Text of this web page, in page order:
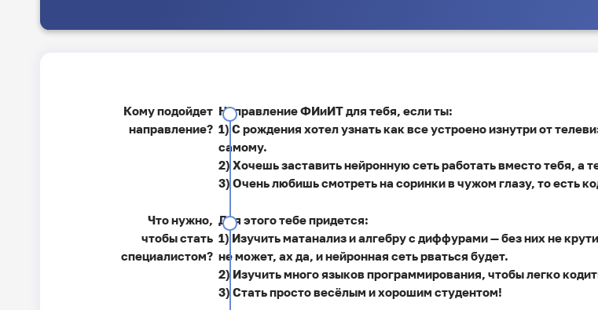
Кому подойдет
направление?
Направление ФИиИТ для тебя, если ты:
1) С рождения хотел узнать как все устроено изнутри от
самому.
2) Хочешь заставить нейронную сеть работать вместо тебя, а
3) Очень любишь смотреть на соринки в чужом глазу, то есть
Что нужно,
чтобы стать
специалистом?
Для этого тебе придется:
1) Изучить матанализ и алгебру с диффурами — без них не
не может, ах да, и нейронная сеть рваться будет.
2) Изучить много языков программирования, чтобы легко
3) Стать просто весёлым и хорошим студентом!